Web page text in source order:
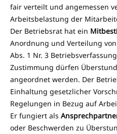
fair verteilt und angemessen
Arbeitsbelastung der
Der Betriebsrat hat ein
Anordnung und Verteilung
Abs. 1 Nr. 3
Zustimmung dürfen
angeordnet werden. Der
Einhaltung gesetzlicher
Regelungen in Bezug auf
Er fungiert als
oder Beschwerden zu